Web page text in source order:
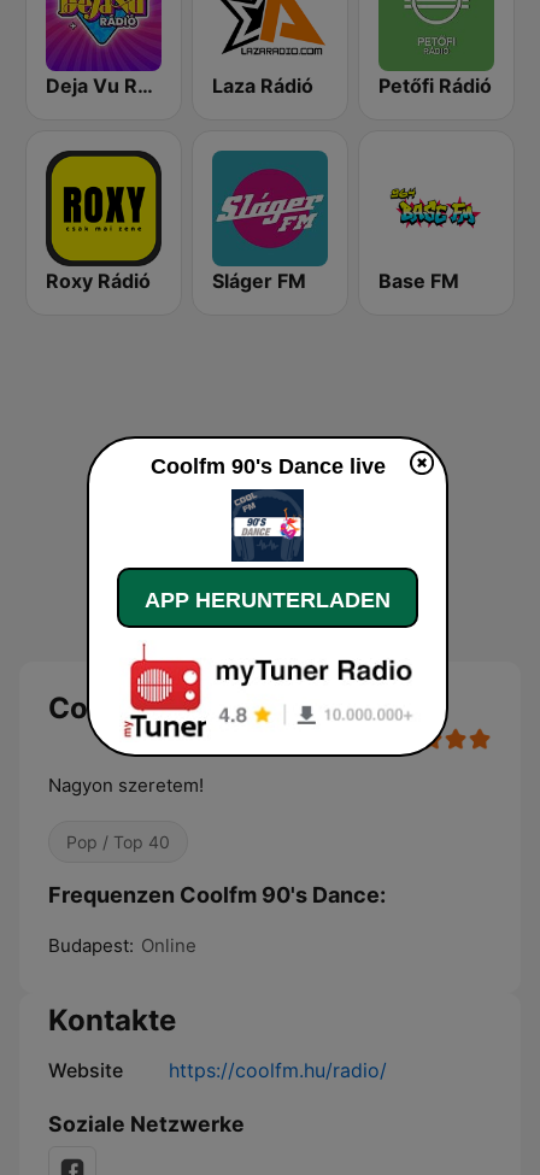
Deja Vu Rádió Laza Rádió Petőfi Rádió
Roxy Rádió Sláger FM Base FM
Coolfm 90's Dance
Nagyon szeretem!
Pop / Top 40
Frequenzen Coolfm 90's Dance:
Budapest: Online
Kontakte
Website https://coolfm.hu/radio/
Soziale Netzwerke
Coolfm 90's Dance live
APP HERUNTERLADEN